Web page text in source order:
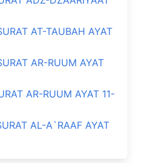
AT-TAUBAH AYAT
AR-RUUM AYAT
AR-RUUM AYAT 11-
AL-A`RAAF AYAT